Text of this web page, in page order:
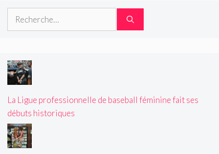
Rechercher :
La Ligue professionnelle de baseball féminine fait ses
débuts historiques